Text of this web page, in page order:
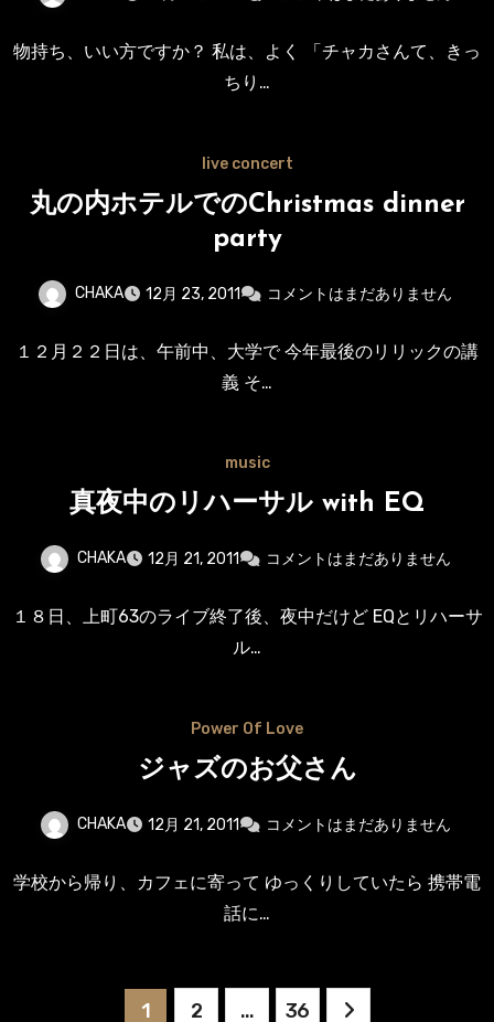
物持ち、いい方ですか？ 私は、よく 「チャカさんて、きっ
ちり…
live concert
丸の内ホテルでのChristmas dinner
party
CHAKA 12月 23, 2011 コメントはまだありません
１２月２２日は、午前中、大学で 今年最後のリリックの講
義 そ…
music
真夜中のリハーサル with EQ
CHAKA 12月 21, 2011 コメントはまだありません
１８日、上町63のライブ終了後、夜中だけど EQとリハーサ
ル…
Power Of Love
ジャズのお父さん
CHAKA 12月 21, 2011 コメントはまだありません
学校から帰り、カフェに寄って ゆっくりしていたら 携帯電
話に…
1 2 … 36